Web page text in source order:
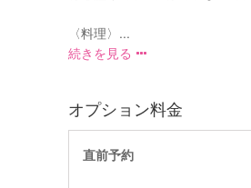
〈料理〉...
続きを見る
オプション料金
直前予約